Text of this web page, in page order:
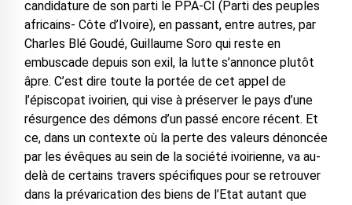
candidature de son parti le PPA-CI (Parti des peuples
africains- Côte d’Ivoire), en passant, entre autres, par
Charles Blé Goudé, Guillaume Soro qui reste en
embuscade depuis son exil, la lutte s’annonce plutôt
âpre. C’est dire toute la portée de cet appel de
l’épiscopat ivoirien, qui vise à préserver le pays d’une
résurgence des démons d’un passé encore récent. Et
ce, dans un contexte où la perte des valeurs dénoncée
par les évêques au sein de la société ivoirienne, va au-
delà de certains travers spécifiques pour se retrouver
dans la prévarication des biens de l’Etat autant que